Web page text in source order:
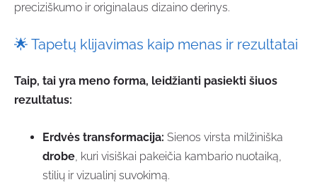
preciziškumo ir originalaus dizaino derinys.
🌟 Tapetų klijavimas kaip menas ir rezultatai
Taip, tai yra meno forma, leidžianti pasiekti šiuos
rezultatus:
Erdvės transformacija: Sienos virsta milžiniška
drobe, kuri visiškai pakeičia kambario nuotaiką,
stilių ir vizualinį suvokimą.